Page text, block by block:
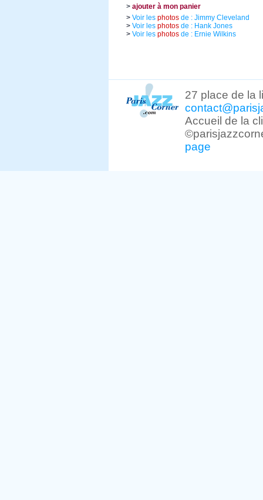
> ajouter à mon panier
> Voir les photos de : Jimmy Cleveland
> Voir les photos de : Hank Jones
> Voir les photos de : Ernie Wilkins
27 place de la
Accueil de la
page